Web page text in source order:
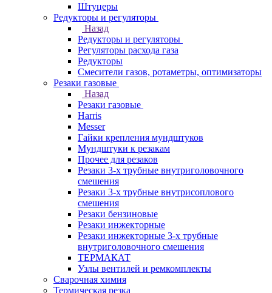
Штуцеры
Редукторы и регуляторы
Назад
Редукторы и регуляторы
Регуляторы расхода газа
Редукторы
Смесители газов, ротаметры, оптимизаторы
Резаки газовые
Назад
Резаки газовые
Harris
Messer
Гайки крепления мундштуков
Мундштуки к резакам
Прочее для резаков
Резаки 3-х трубные внутриголовочного
смешения
Резаки 3-х трубные внутрисоплового
смешения
Резаки бензиновые
Резаки инжекторные
Резаки инжекторные 3-х трубные
внутриголовочного смешения
ТЕРМАКАТ
Узлы вентилей и ремкомплекты
Сварочная химия
Термическая резка